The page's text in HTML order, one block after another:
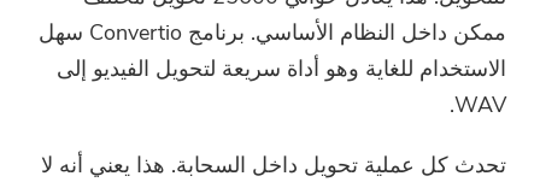
ممكن داخل النظام الأساسي. برنامج Convertio سهل
الاستخدام للغاية وهو أداة سريعة لتحويل الفيديو إلى
WAV.
تحدث كل عملية تحويل داخل السحابة. هذا يعني أنه لا